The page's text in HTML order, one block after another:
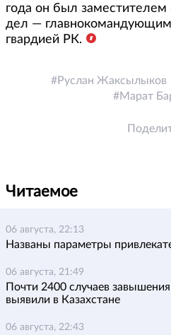
года он был заместителем
дел —
гвардией РК.
Руслан Жаксылыков
Марат
Читаемое
06 августа, 22:13
Названы параметры
06 августа, 21:49
Почти 2400 случаев
выявили в Казахстане
06 августа, 22:43